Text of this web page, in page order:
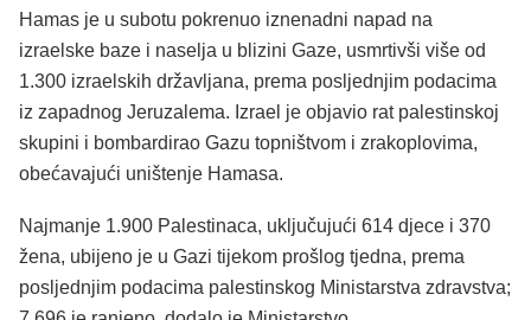
Hamas je u subotu pokrenuo iznenadni napad na
izraelske baze i naselja u blizini Gaze, usmrtivši više od
1.300 izraelskih državljana, prema posljednjim podacima
iz zapadnog Jeruzalema. Izrael je objavio rat palestinskoj
skupini i bombardirao Gazu topništvom i zrakoplovima,
obećavajući uništenje Hamasa.
Najmanje 1.900 Palestinaca, uključujući 614 djece i 370
žena, ubijeno je u Gazi tijekom prošlog tjedna, prema
posljednjim podacima palestinskog Ministarstva zdravstva;